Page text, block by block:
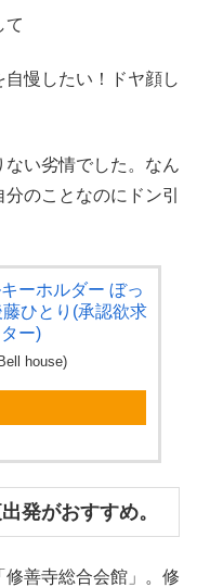
て
自慢したい！ドヤ顔し
い劣情でした。なん
のことなのにドン引
ーホルダー ぼっ
ひとり(承認欲求
ー)
house)
発がおすすめ。
善寺総合会館」。修